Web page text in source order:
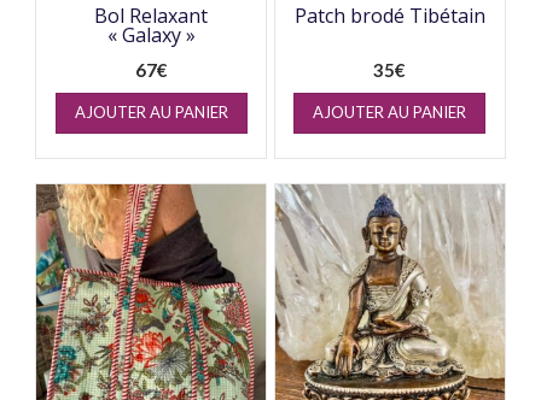
Bol Relaxant
« Galaxy »
67€
AJOUTER AU PANIER
Patch brodé Tibétain
35€
AJOUTER AU PANIER